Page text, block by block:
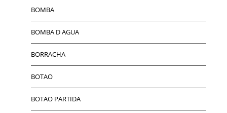
BOMBA
BOMBA D AGUA
BORRACHA
BOTAO
BOTAO PARTIDA